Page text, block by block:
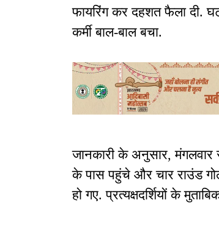
फायरिंग कर दहशत फैला दी.
कर्मी बाल-बाल बचा.
जानकारी के अनुसार, मंगलवार
के पास पहुंचे और चार राउंड
हो गए. प्रत्यक्षदर्शियों के